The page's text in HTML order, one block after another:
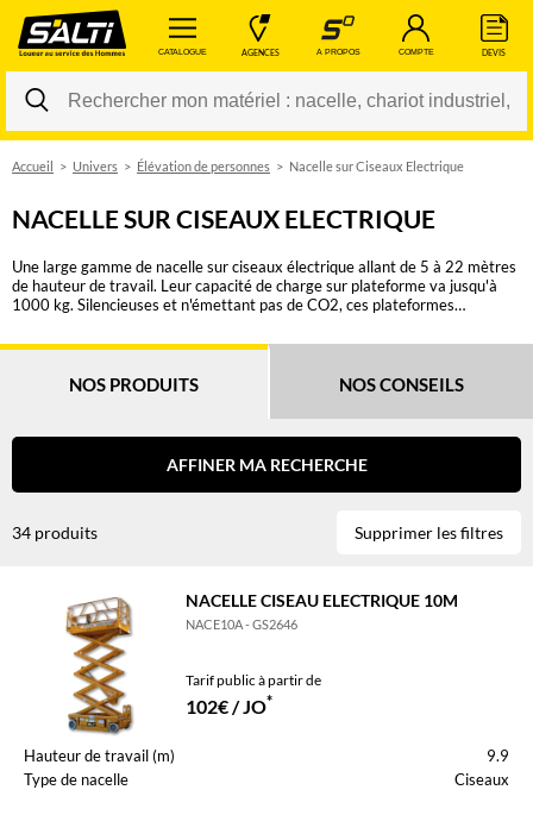
CATALOGUE AGENCES A PROPOS COMPTE DEVIS
Changer
Accueil Univers Élévation de personnes Nacelle sur Ciseaux Electrique
NACELLE SUR CISEAUX ELECTRIQUE
Une large gamme de nacelle sur ciseaux électrique allant de 5 à 22 mètres
de hauteur de travail. Leur capacité de charge sur plateforme va jusqu'à
1000 kg. Silencieuses et n'émettant pas de CO2, ces plateformes
faible rayon de braquage et des dimensions hors-tout réduites, la nacelle
restreints. En milieu industriel ou alimentaire, des roues blanches non
d'intervention dans des milieux frigorifiques, demandez un kit "Grand
Froid" pour supporter des températures négatives. Une autorisation de
conduite CACES R486 Cat A est nécessaire pour toute utilisation d’une
PEMP de type 1 ou 3 à élévation verticale. Consultez nos conseils pour
plus d'informations.
NOS PRODUITS NOS CONSEILS
AFFINER MA RECHERCHE
34 produits Supprimer les filtres
NACELLE CISEAU ELECTRIQUE 10M
NACE10A - GS2646
Tarif public à partir de
102€ / JO*
Hauteur de travail (m)
9.9
Type de nacelle
Ciseaux